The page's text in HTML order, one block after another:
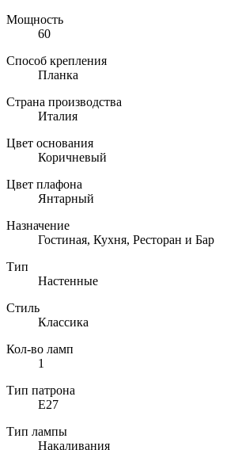
Мощность
60
Способ крепления
Планка
Страна производства
Италия
Цвет основания
Коричневый
Цвет плафона
Янтарный
Назначение
Гостиная, Кухня, Ресторан и Бар
Тип
Настенные
Стиль
Классика
Кол-во ламп
1
Тип патрона
E27
Тип лампы
Накаливания